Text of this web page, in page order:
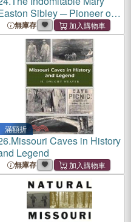
Sibley ─ Pioneer of
Women's Education in
無庫存
滿額折
Missouri Caves in History
Legend
無庫存